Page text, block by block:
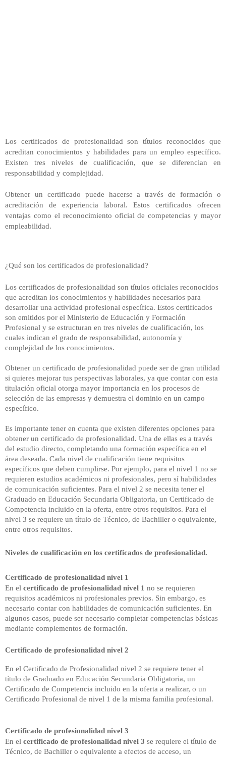
Los certificados de profesionalidad son títulos reconocidos que
acreditan conocimientos y habilidades para un empleo específico.
Existen tres niveles de cualificación, que se diferencian en
responsabilidad y complejidad.
Obtener un certificado puede hacerse a través de formación o
acreditación de experiencia laboral. Estos certificados ofrecen
ventajas como el reconocimiento oficial de competencias y mayor
empleabilidad.
¿Qué son los certificados de profesionalidad?
Los certificados de profesionalidad son títulos oficiales reconocidos
que acreditan los conocimientos y habilidades necesarios para
desarrollar una actividad profesional específica. Estos certificados
son emitidos por el Ministerio de Educación y Formación
Profesional y se estructuran en tres niveles de cualificación, los
cuales indican el grado de responsabilidad, autonomía y
complejidad de los conocimientos.
Obtener un certificado de profesionalidad puede ser de gran utilidad
si quieres mejorar tus perspectivas laborales, ya que contar con esta
titulación oficial otorga mayor importancia en los procesos de
selección de las empresas y demuestra el dominio en un campo
específico.
Es importante tener en cuenta que existen diferentes opciones para
obtener un certificado de profesionalidad. Una de ellas es a través
del estudio directo, completando una formación específica en el
área deseada. Cada nivel de cualificación tiene requisitos
específicos que deben cumplirse. Por ejemplo, para el nivel 1 no se
requieren estudios académicos ni profesionales, pero sí habilidades
de comunicación suficientes. Para el nivel 2 se necesita tener el
Graduado en Educación Secundaria Obligatoria, un Certificado de
Competencia incluido en la oferta, entre otros requisitos. Para el
nivel 3 se requiere un título de Técnico, de Bachiller o equivalente,
entre otros requisitos.
Niveles de cualificación en los certificados de profesionalidad.
Certificado de profesionalidad nivel 1
En el certificado de profesionalidad nivel 1 no se requieren
requisitos académicos ni profesionales previos. Sin embargo, es
necesario contar con habilidades de comunicación suficientes. En
algunos casos, puede ser necesario completar competencias básicas
mediante complementos de formación.
Certificado de profesionalidad nivel 2
En el Certificado de Profesionalidad nivel 2 se requiere tener el
título de Graduado en Educación Secundaria Obligatoria, un
Certificado de Competencia incluido en la oferta a realizar, o un
Certificado Profesional de nivel 1 de la misma familia profesional.
Certificado de profesionalidad nivel 3
En el certificado de profesionalidad nivel 3 se requiere el título de
Técnico, de Bachiller o equivalente a efectos de acceso, un